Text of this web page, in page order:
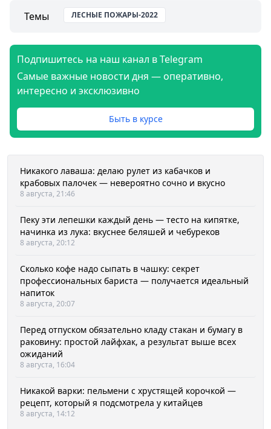
Темы ЛЕСНЫЕ ПОЖАРЫ-2022
Подпишитесь на наш канал в Telegram
Самые важные новости дня — оперативно,
интересно и эксклюзивно
Быть в курсе
Никакого лаваша: делаю рулет из кабачков и
крабовых палочек — невероятно сочно и вкусно
8 августа, 21:46
Пеку эти лепешки каждый день — тесто на кипятке,
начинка из лука: вкуснее беляшей и чебуреков
8 августа, 20:12
Сколько кофе надо сыпать в чашку: секрет
профессиональных бариста — получается идеальный
напиток
8 августа, 20:07
Перед отпуском обязательно кладу стакан и бумагу в
раковину: простой лайфхак, а результат выше всех
ожиданий
8 августа, 16:04
Никакой варки: пельмени с хрустящей корочкой —
рецепт, который я подсмотрела у китайцев
8 августа, 14:12